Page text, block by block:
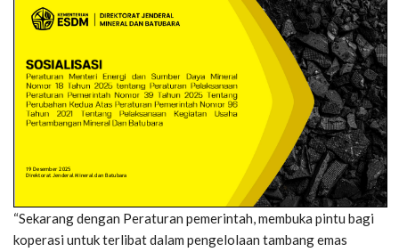
“Sekarang dengan Peraturan pemerintah, membuka pintu bagi
koperasi untuk terlibat dalam pengelolaan tambang emas